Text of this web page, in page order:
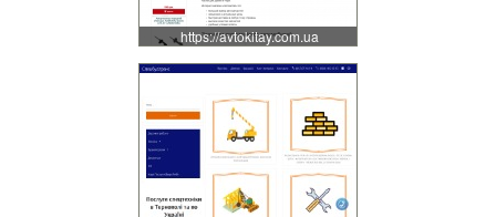
https://avtokitay.com.ua